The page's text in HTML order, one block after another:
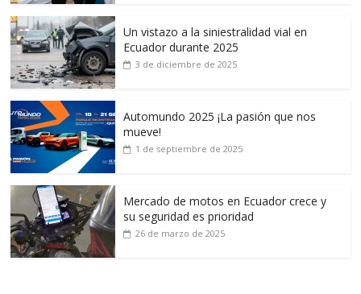
Un vistazo a la siniestralidad vial en
Ecuador durante 2025
3 de diciembre de 2025
Automundo 2025 ¡La pasión que nos
mueve!
1 de septiembre de 2025
Mercado de motos en Ecuador crece y
su seguridad es prioridad
26 de marzo de 2025